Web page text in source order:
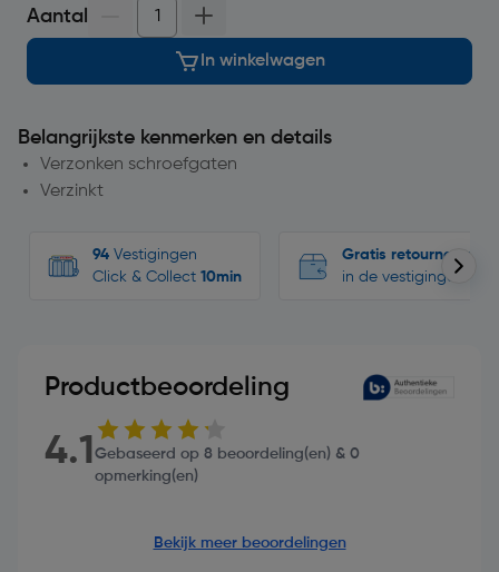
Aantal
In winkelwagen
Belangrijkste kenmerken en details
Verzonken schroefgaten
Verzinkt
94 Vestigingen
Click & Collect 10min
Gratis retourneren
in de vestigingen
Productbeoordeling
4.1 Gebaseerd op 8 beoordeling(en) & 0
opmerking(en)
Bekijk meer beoordelingen